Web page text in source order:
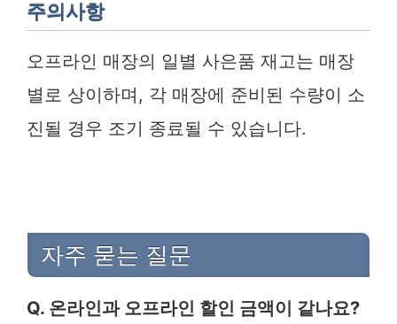
주의사항
오프라인 매장의 일별 사은품 재고는 매장
별로 상이하며, 각 매장에 준비된 수량이 소
진될 경우 조기 종료될 수 있습니다.
자주 묻는 질문
Q. 온라인과 오프라인 할인 금액이 같나요?